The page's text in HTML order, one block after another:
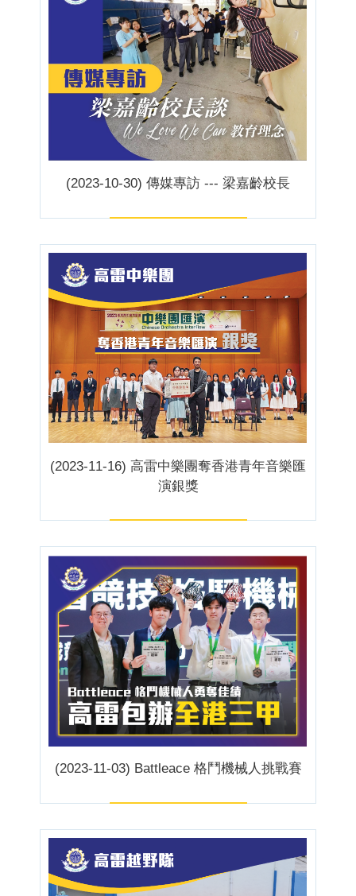
(2023-10-30) 傳媒專訪 --- 梁嘉齡校長
(2023-11-16) 高雷中樂團奪香港青年音樂匯
演銀獎
(2023-11-03) Battleace 格鬥機械人挑戰賽